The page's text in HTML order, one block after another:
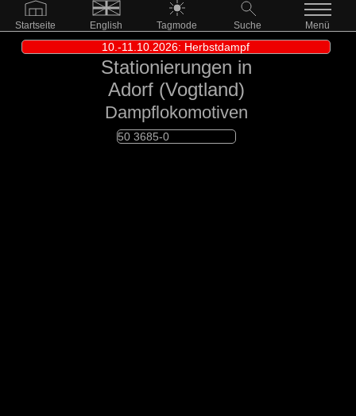
Startseite English Tagmode Suche Menü
10.-11.10.2026: Herbstdampf
Stationierungen in
Adorf (Vogtland)
Dampflokomotiven
50 3685-0